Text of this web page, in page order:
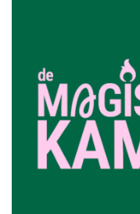
hoofdinhoud